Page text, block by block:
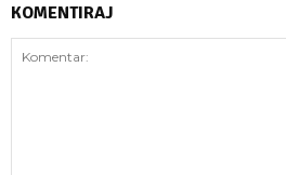
KOMENTIRAJ